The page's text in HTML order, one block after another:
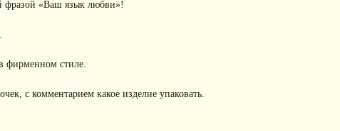
фразой «Ваш язык любви»!
фирменном стиле.
с комментарием какое изделие упаковать.